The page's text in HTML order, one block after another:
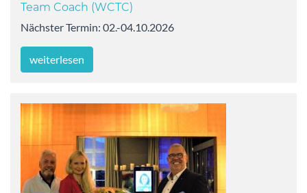
Team Coach (WCTC)
Nächster Termin: 02.-04.10.2026
weiterlesen